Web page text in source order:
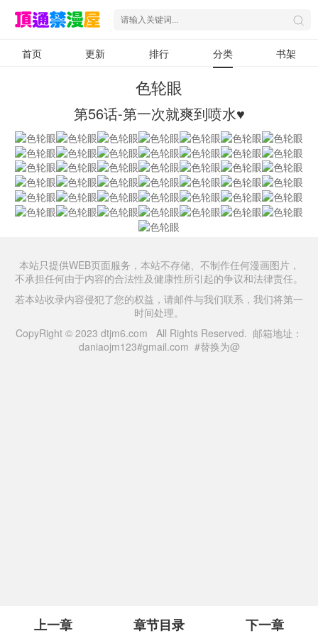
首页 更新 排行 分类 书架
色轮眼
第56话-第一次就爽到喷水♥
上一章 章节目录 下一章
本站只提供WEB页面服务，本站不存储、不制作任何漫画图片，
不承担任何由于内容的合法性及健康性所引起的争议和法律责任。
若本站收录内容侵犯了您的权益，请邮件与我们联系，我们将第一
时间处理。
CopyRight © 2023 dtjm6.com All Rights Reserved. 邮箱地址：
daniaojm123#gmail.com #替换为@